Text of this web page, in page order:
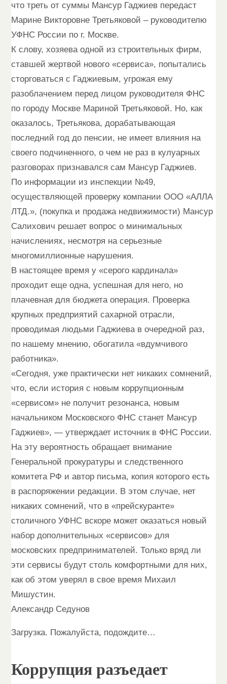
что треть от суммы Мансур Гаджиев передаст
Марине Викторовне Третьяковой – руководителю
УФНС России по г. Москве.
К слову, хозяева одной из строительных фирм,
ставшей жертвой нового «сервиса», попытались
сторговаться с Гаджиевым, угрожая ему
разоблачением перед лицом руководителя ФНС
по городу Москве Мариной Третьяковой. Но, как
оказалось, Третьякова, дорабатывающая
последний год до пенсии, не имеет влияния на
своего подчиненного, о чем не раз в кулуарных
разговорах признавался сам Мансур Гаджиев.
По информации из инспекции №49,
осуществляющей проверку компании ООО «АЛЛА
ЛТД.», (покупка и продажа недвижимости) Мансур
Салихович решает вопрос о минимальных
начислениях, несмотря на серьезные
многомиллионные нарушения.
В настоящее время у «серого кардинала»
проходит еще одна, успешная для него, но
плачевная для бюджета операция. Проверка
крупных предприятий сахарной отрасли,
проводимая людьми Гаджиева в очередной раз,
по нашему мнению, обогатила «вдумчивого
работника».
«Сегодня, уже практически нет никаких сомнений,
что, если история с новым коррупционным
«сервисом» не получит резонанса, новым
начальником Московского ФНС станет Мансур
Гаджиев», — утверждает источник в ФНС России.
На эту вероятность обращает внимание
Генеральной прокуратуры и следственного
комитета РФ и автор письма, копия которого есть
в распоряжении редакции. В этом случае, нет
никаких сомнений, что в «прейскуранте»
столичного УФНС вскоре может оказаться новый
набор дополнительных «сервисов» для
московских предпринимателей. Только вряд ли
эти сервисы будут столь комфортными для них,
как об этом уверял в свое время Михаил
Мишустин.
Александр Седунов
Загрузка. Пожалуйста, подождите…
Коррупция разъедает